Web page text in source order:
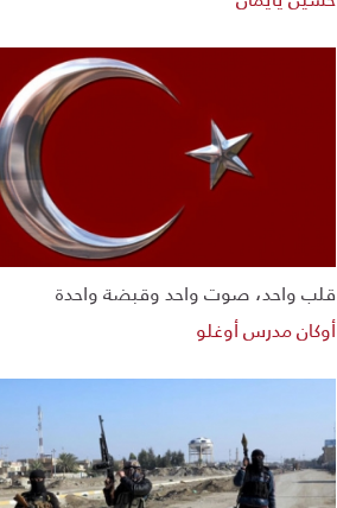
قلب واحد، صوت واحد وقبضة واحدة
أوكان مدرس أوغلو